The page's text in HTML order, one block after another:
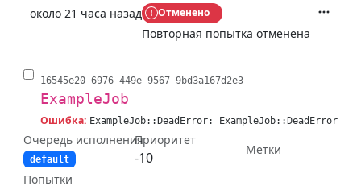
около 21 часа назад Отменено
Повторная попытка отменена
16545e20-6976-449e-9567-9bd3a167d2e3
ExampleJob
Ошибка: ExampleJob::DeadError: ExampleJob::DeadError
Очередь исполнения
default
Приоритет
-10
Метки
Попытки